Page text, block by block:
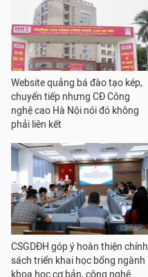
Website quảng bá đào tạo kép,
chuyển tiếp nhưng CĐ Công
nghệ cao Hà Nội nói đó không
phải liên kết
CSGDĐH góp ý hoàn thiện chính
sách triển khai học bổng ngành
khoa học cơ bản, công nghệ